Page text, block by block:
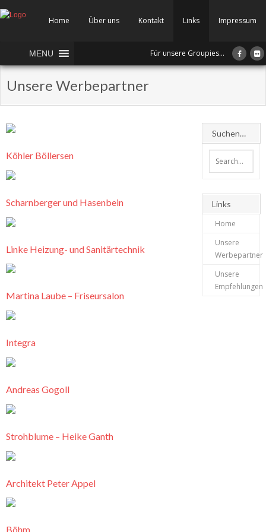
Home Über uns Kontakt Links Impressum
MENU Für unsere Groupies...
Unsere Werbepartner
Köhler Böllersen
Scharnberger und Hasenbein
Linke Heizung- und Sanitärtechnik
Martina Laube – Friseursalon
Integra
Andreas Gogoll
Strohblume – Heike Ganth
Architekt Peter Appel
Böhm
Suchen…
Links
Home
Unsere
Werbepartner
Unsere
Empfehlungen